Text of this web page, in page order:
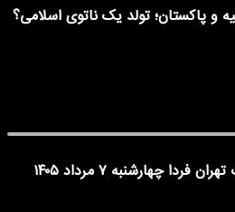
و پاکستان؛ تولد یک ناتوی اسلامی؟
فوری | ادارات تهران فردا چهارشنبه ۷ مرداد ۱۴۰۵